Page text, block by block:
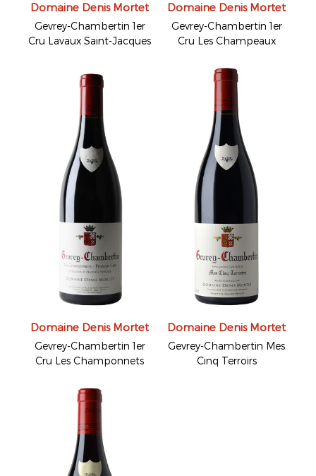
Domaine Denis Mortet
Gevrey-Chambertin 1er
Cru Lavaux Saint-Jacques
Domaine Denis Mortet
Gevrey-Chambertin 1er
Cru Les Champeaux
Domaine Denis Mortet
Gevrey-Chambertin 1er
Cru Les Champonnets
Domaine Denis Mortet
Gevrey-Chambertin Mes
Cinq Terroirs